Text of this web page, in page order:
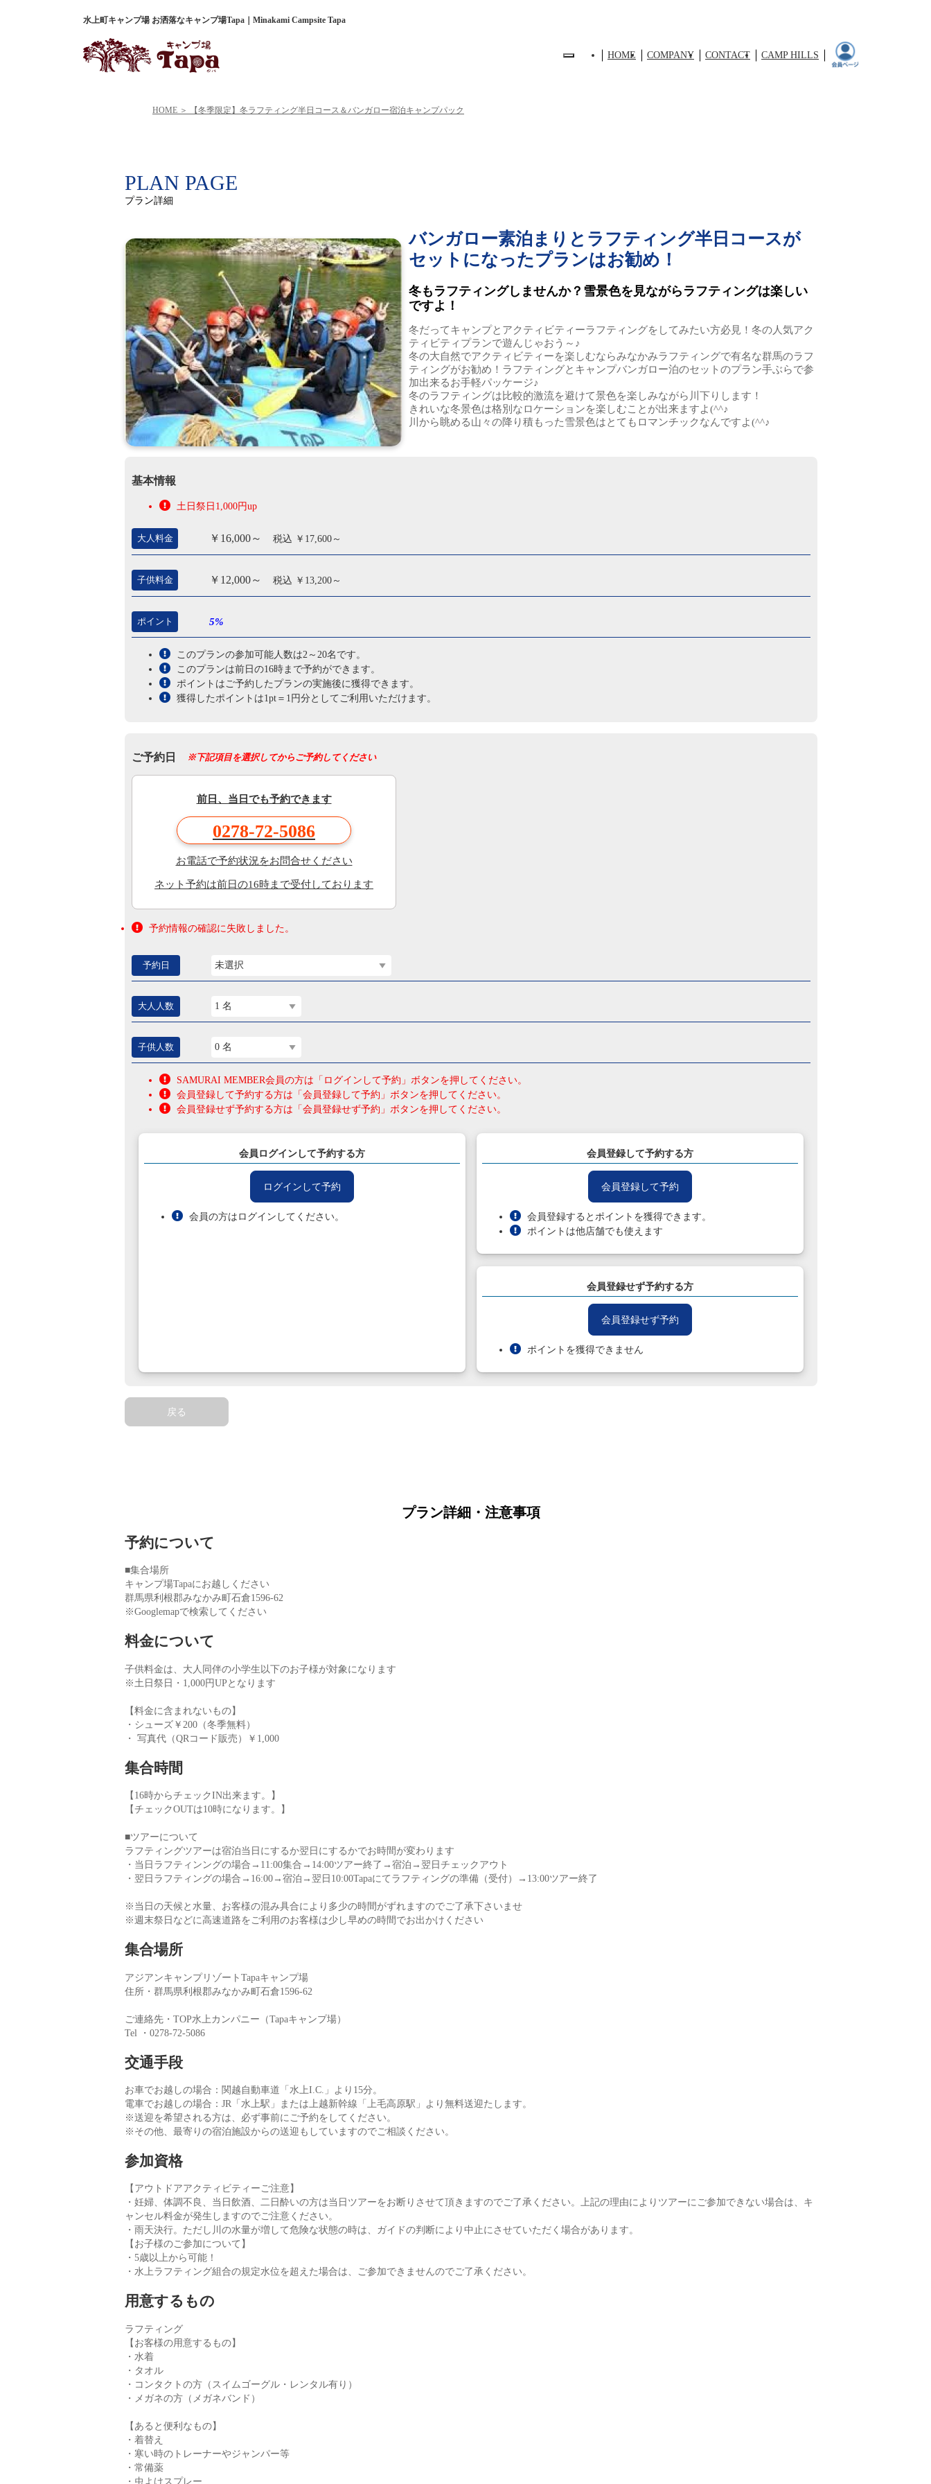
水上町キャンプ場 お洒落なキャンプ場Tapa｜Minakami Campsite Tapa
HOME COMPANY CONTACT CAMP HILLS
HOME 【冬季限定】冬ラフティング半日コース＆バンガロー宿泊キャンプパック
PLAN PAGE
プラン詳細
バンガロー素泊まりとラフティング半日コースが
セットになったプランはお勧め！
冬もラフティングしませんか？雪景色を見ながらラフティングは楽しい
ですよ！
冬だってキャンプとアクティビティーラフティングをしてみたい方必見！冬の人気アク
ティビティプランで遊んじゃおう～♪
冬の大自然でアクティビティーを楽しむならみなかみラフティングで有名な群馬のラフ
ティングがお勧め！ラフティングとキャンプバンガロー泊のセットのプラン手ぶらで参
加出来るお手軽パッケージ♪
冬のラフティングは比較的激流を避けて景色を楽しみながら川下りします！
きれいな冬景色は格別なロケーションを楽しむことが出来ますよ(^^♪
川から眺める山々の降り積もった雪景色はとてもロマンチックなんですよ(^^♪
基本情報
土日祭日1,000円up
大人料金 ￥16,000～ 税込 ￥17,600～
子供料金 ￥12,000～ 税込 ￥13,200～
ポイント 5%
このプランの参加可能人数は2～20名です。
このプランは前日の16時まで予約ができます。
ポイントはご予約したプランの実施後に獲得できます。
獲得したポイントは1pt＝1円分としてご利用いただけます。
ご予約日 ※下記項目を選択してからご予約してください
前日、当日でも予約できます
0278-72-5086
お電話で予約状況をお問合せください
ネット予約は前日の16時まで受付しております
予約情報の確認に失敗しました。
予約日 未選択
大人人数 1 名
子供人数 0 名
SAMURAI MEMBER会員の方は「ログインして予約」ボタンを押してください。
会員登録して予約する方は「会員登録して予約」ボタンを押してください。
会員登録せず予約する方は「会員登録せず予約」ボタンを押してください。
会員ログインして予約する方
ログインして予約
会員の方はログインしてください。
会員登録して予約する方
会員登録して予約
会員登録するとポイントを獲得できます。
ポイントは他店舗でも使えます
会員登録せず予約する方
会員登録せず予約
ポイントを獲得できません
戻る
プラン詳細・注意事項
予約について
■集合場所
キャンプ場Tapaにお越しください
群馬県利根郡みなかみ町石倉1596-62
※Googlemapで検索してください
料金について
子供料金は、大人同伴の小学生以下のお子様が対象になります
※土日祭日・1,000円UPとなります
【料金に含まれないもの】
・シューズ￥200（冬季無料）
・ 写真代（QRコード販売）￥1,000
集合時間
【16時からチェックIN出来ます。】
【チェックOUTは10時になります。】
■ツアーについて
ラフティングツアーは宿泊当日にするか翌日にするかでお時間が変わります
・当日ラフティンングの場合→11:00集合→14:00ツアー終了→宿泊→翌日チェックアウト
・翌日ラフティングの場合→16:00→宿泊→翌日10:00Tapaにてラフティングの準備（受付）→13:00ツアー終了
※当日の天候と水量、お客様の混み具合により多少の時間がずれますのでご了承下さいませ
※週末祭日などに高速道路をご利用のお客様は少し早めの時間でお出かけください
集合場所
アジアンキャンプリゾートTapaキャンプ場
住所・群馬県利根郡みなかみ町石倉1596-62
ご連絡先・TOP水上カンパニー（Tapaキャンプ場）
Tel ・0278-72-5086
交通手段
お車でお越しの場合：関越自動車道「水上I.C.」より15分。
電車でお越しの場合：JR「水上駅」または上越新幹線「上毛高原駅」より無料送迎たします。
※送迎を希望される方は、必ず事前にご予約をしてください。
※その他、最寄りの宿泊施設からの送迎もしていますのでご相談ください。
参加資格
【アウトドアアクティビティーご注意】
・妊婦、体調不良、当日飲酒、二日酔いの方は当日ツアーをお断りさせて頂きますのでご了承ください。上記の理由によりツアーにご参加できない場合は、キ
ャンセル料金が発生しますのでご注意ください。
・雨天決行。ただし川の水量が増して危険な状態の時は、ガイドの判断により中止にさせていただく場合があります。
【お子様のご参加について】
・5歳以上から可能！
・水上ラフティング組合の規定水位を超えた場合は、ご参加できませんのでご了承ください。
用意するもの
ラフティング
【お客様の用意するもの】
・水着
・タオル
・コンタクトの方（スイムゴーグル・レンタル有り）
・メガネの方（メガネバンド）
【あると便利なもの】
・着替え
・寒い時のトレーナーやジャンパー等
・常備薬
・虫よけスプレー